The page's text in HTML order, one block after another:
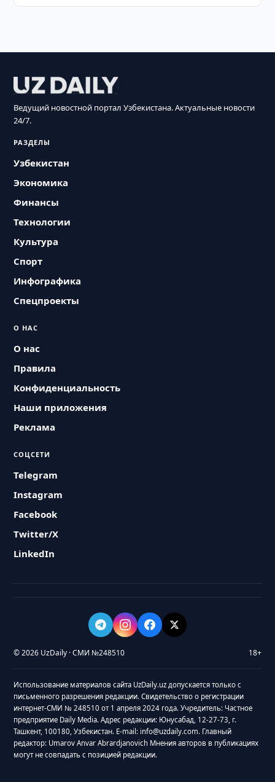
Ведущий новостной портал Узбекистана. Актуальные новости
24/7.
РАЗДЕЛЫ
Узбекистан
Экономика
Финансы
Технологии
Культура
Спорт
Инфографика
Спецпроекты
О НАС
О нас
Правила
Конфиденциальность
Наши приложения
Реклама
СОЦСЕТИ
Telegram
Instagram
Facebook
Twitter/X
LinkedIn
© 2026 UzDaily · СМИ №248510 18+
Использование материалов сайта UzDaily.uz допускается только с
письменного разрешения редакции. Свидетельство о регистрации
интернет-СМИ № 248510 от 1 апреля 2024 года. Учредитель: Частное
предприятие Daily Media. Адрес редакции: Юнусабад, 12-27-73, г.
Ташкент, 100180, Узбекистан. E-mail: info@uzdaily.com. Главный
редактор: Umarov Anvar Abrardjanovich Мнения авторов в публикациях
могут не совпадать с позицией редакции.